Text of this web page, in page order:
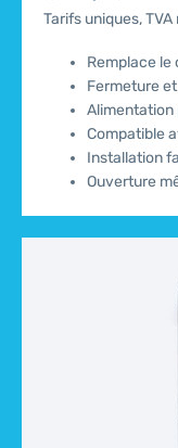
Tarifs uniques,
Remplace le
Fermeture
Alimentation
Compatible
Installation
Ouverture